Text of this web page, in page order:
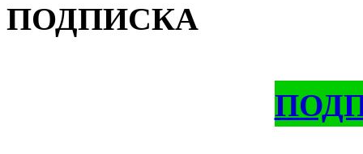
ПОДПИСКА